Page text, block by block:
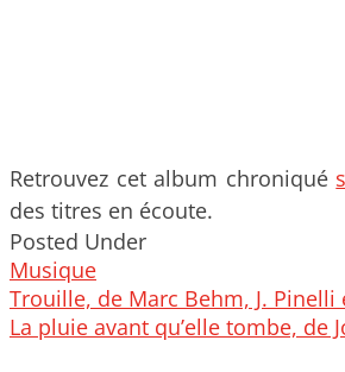
Retrouvez cet album chroniqué
des titres en écoute.
Posted Under
Musique
Post
navigation
Trouille, de Marc Behm, J. Pinelli
La pluie avant qu’elle tombe, de